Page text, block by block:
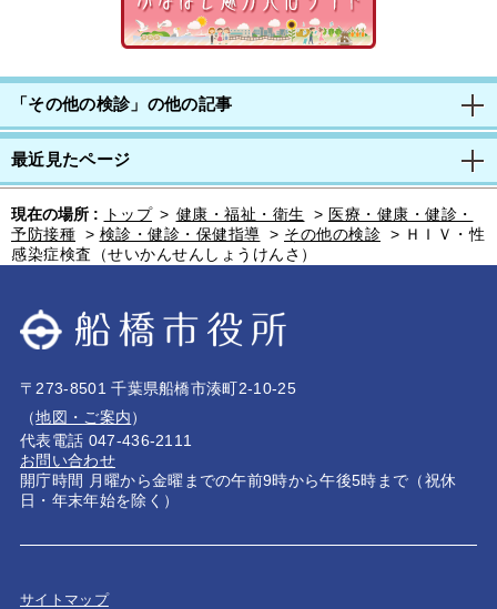
「その他の検診」の他の記事
最近見たページ
現在の場所 : トップ > 健康・福祉・衛生 > 医療・健康・健診・
予防接種 > 検診・健診・保健指導 > その他の検診 > ＨＩＶ・性
感染症検査（せいかんせんしょうけんさ）
〒273-8501 千葉県船橋市湊町2-10-25
（地図・ご案内）
代表電話 047-436-2111
お問い合わせ
開庁時間 月曜から金曜までの午前9時から午後5時まで（祝休
日・年末年始を除く）
サイトマップ